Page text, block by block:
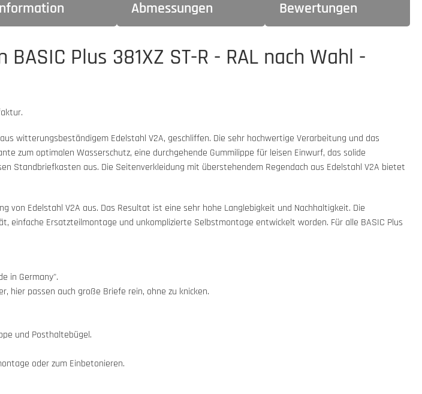
Abmessungen Bewertungen
Plus 381XZ ST-R - RAL nach Wahl -
witterungsbeständigem Edelstahl V2A, geschliffen. Die sehr hochwertige Verarbeitung und das
zum optimalen Wasserschutz, eine durchgehende Gummilippe für leisen Einwurf, das solide
Standbriefkasten aus. Die Seitenverkleidung mit überstehendem Regendach aus Edelstahl V2A bietet
von Edelstahl V2A aus. Das Resultat ist eine sehr hohe Langlebigkeit und Nachhaltigkeit. Die
Ersatzteilmontage und unkomplizierte Selbstmontage entwickelt worden. Für alle BASIC Plus
in Germany".
hier passen auch große Briefe rein, ohne zu knicken.
und Posthaltebügel.
oder zum Einbetonieren.